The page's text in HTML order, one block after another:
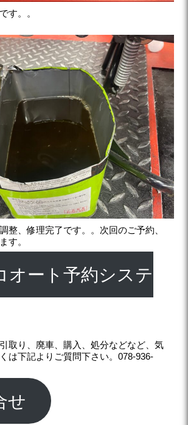
す。。
調整、修理完了です。。次回のご予約、
す。
オート予約システ
取り、廃車、購入、処分などなど、気
は下記よりご質問下さい。078-936-
せ